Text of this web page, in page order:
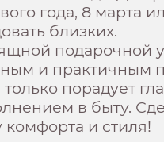
года, 8 марта
близких.
подарочной
и практичным
порадует
в быту.
и стиля!